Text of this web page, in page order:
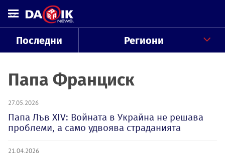
Последни Региони
Папа Франциск
27.05.2026
Папа Лъв XIV: Войната в Украйна не решава
проблеми, а само удвоява страданията
21.04.2026